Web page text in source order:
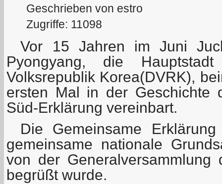
Geschrieben von estro
Zugriffe: 11098
Vor 15 Jahren im Juni
Pyongyang, die
Volksrepublik Korea(DVRK),
ersten Mal in der Geschichte
Süd-Erklärung vereinbart.
Die Gemeinsame
gemeinsame nationale
von der Generalversammlung
begrüßt wurde.